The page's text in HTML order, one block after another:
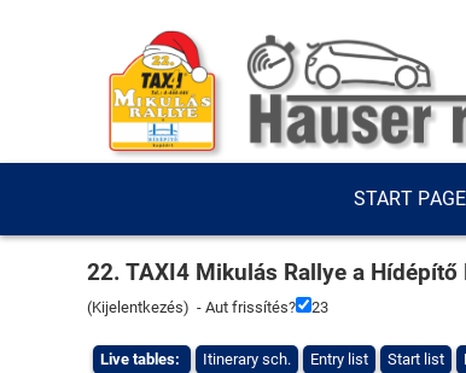
START PAGE
22. TAXI4 Mikulás Rallye a Hídépítő
(Kijelentkezés) - Aut frissítés? 23
Live tables: Itinerary sch. Entry list Start list